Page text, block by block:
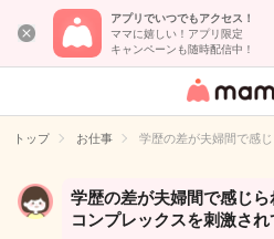
アプリでいつでもアクセス！
ママに嬉しい！アプリ限定
キャンペーンも随時配信中！
女性専用匿
イト
トップ お仕事 学歴の差が夫婦間で感
学歴の差が夫婦間で感じ
コンプレックスを刺激され